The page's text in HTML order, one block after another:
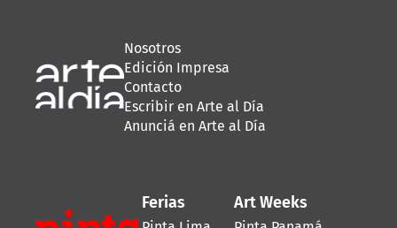
Nosotros
Edición Impresa
Contacto
Escribir en Arte al Día
Anunciá en Arte al Día
Ferias Art Weeks